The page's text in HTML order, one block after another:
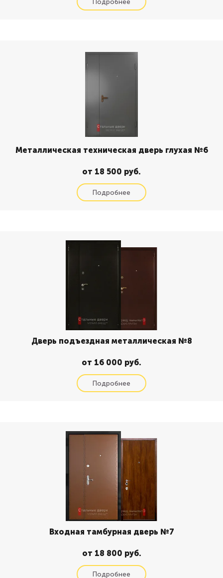
Металлическая техническая дверь глухая №6
от 18 500 руб.
Дверь подъездная металлическая №8
от 16 000 руб.
Входная тамбурная дверь №7
от 18 800 руб.